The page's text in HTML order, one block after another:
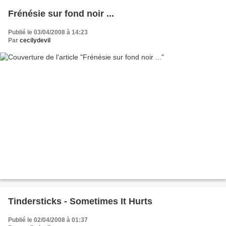
Frénésie sur fond noir ...
Publié le 03/04/2008 à 14:23
Par cecilydevil
Tindersticks - Sometimes It Hurts
Publié le 02/04/2008 à 01:37